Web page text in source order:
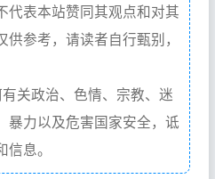
代表本站赞同其观点和对其
参考，请读者自行甄别，
关政治、色情、宗教、迷
暴力以及危害国家安全，诋
息。